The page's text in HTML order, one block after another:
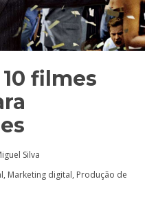
filmes
Silva
, Marketing digital, Produção de